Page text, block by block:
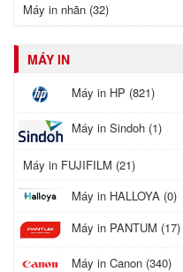
Máy in nhãn (32)
MÁY IN
Máy in HP (821)
Máy in Sindoh (1)
Máy in FUJIFILM (21)
Máy in HALLOYA (0)
Máy in PANTUM (17)
Máy in Canon (340)